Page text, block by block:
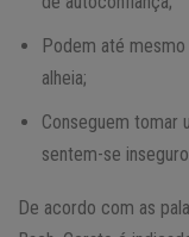
Podem até
alheia;
Conseguem tomar
sentem-se
De acordo com as